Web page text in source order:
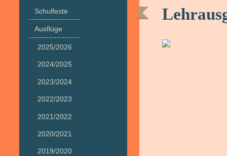
Schulfeste
Ausflüge
2025/2026
2024/2025
2023/2024
2022/2023
2021/2022
2020/2021
2019/2020